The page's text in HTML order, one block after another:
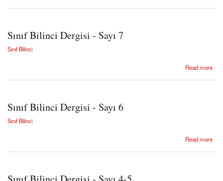
Sınıf Bilinci Dergisi - Sayı 7
Sınıf Bilinci
Read more
Sınıf Bilinci Dergisi - Sayı 6
Sınıf Bilinci
Read more